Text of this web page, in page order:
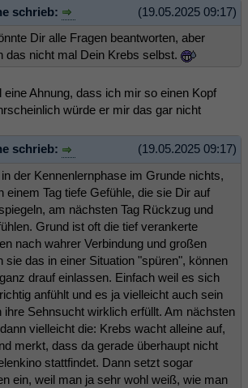
(19.05.2025 09:17)
schrieb:
Dir alle Fragen beantworten, aber
das nicht mal Dein Krebs selbst.
eine Ahnung, dass ich mir so einen Kopf
würde er mir das gar nicht
(19.05.2025 09:17)
schrieb:
der Kennenlernphase im Grunde nichts,
einem Tag tiefe Gefühle, die sie Dir auf
am nächsten Tag Rückzug und
Grund ist oft die tief verankerte
nach wahrer Verbindung und großen
sie das in einer Situation "spüren", können
drauf einlassen. Einfach weil es sich
anfühlt und es ja vielleicht auch sein
ihre Sehnsucht wirklich erfüllt. Am nächsten
vielleicht die: Krebs wacht alleine auf,
merkt, dass da gerade überhaupt nicht
stattfindet. Dann setzt sogar
ein, weil man ja sehr wohl weiß, wie man